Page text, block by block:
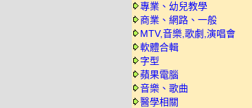
專業、幼兒教學
商業、網路、一般
MTV,音樂,歌劇,演唱會
軟體合輯
字型
蘋果電腦
音樂、歌曲
醫學相關